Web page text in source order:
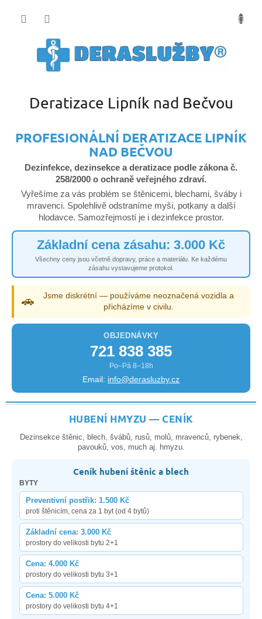
Deratizace Lipník nad Bečvou
PROFESIONÁLNÍ DERATIZACE LIPNÍK
NAD BEČVOU
Dezinfekce, dezinsekce a deratizace podle zákona č.
258/2000 o ochraně veřejného zdraví.
Vyřešíme za vás problém se štěnicemi, blechami, šváby i
mravenci. Spolehlivě odstraníme myši, potkany a další
hlodavce. Samozřejmostí je i dezinfekce prostor.
Základní cena zásahu: 3.000 Kč
Všechny ceny jsou včetně dopravy, práce a materiálu. Ke každému
zásahu vystavujeme protokol.
🚗
Jsme diskrétní — používáme neoznačená vozidla a
přicházíme v civilu.
OBJEDNÁVKY
721 838 385
Po–Pá 8–18h
Email: info@derasluzby.cz
HUBENÍ HMYZU — CENÍK
Dezinsekce štěnic, blech, švábů, rusů, molů, mravenců, rybenek,
pavouků, vos, much aj. hmyzu.
Ceník hubení štěnic a blech
BYTY
Preventivní postřik: 1.500 Kč
proti štěnicím, cena za 1 byt (od 4 bytů)
Základní cena: 3.000 Kč
prostory do velikosti bytu 2+1
Cena: 4.000 Kč
prostory do velikosti bytu 3+1
Cena: 5.000 Kč
prostory do velikosti bytu 4+1